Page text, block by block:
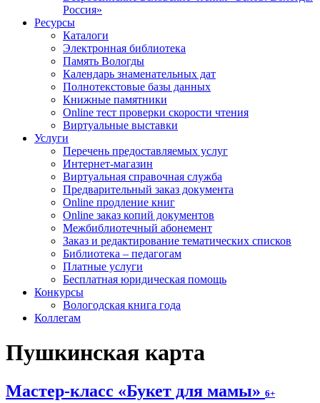
Россия»
Ресурсы
Каталоги
Электронная библиотека
Память Вологды
Календарь знаменательных дат
Полнотекстовые базы данных
Книжные памятники
Online тест проверки скорости чтения
Виртуальные выставки
Услуги
Перечень предоставляемых услуг
Интернет-магазин
Виртуальная справочная служба
Предварительный заказ документа
Online продление книг
Online заказ копий документов
Межбиблиотечный абонемент
Заказ и редактирование тематических списков
Библиотека – педагогам
Платные услуги
Бесплатная юридическая помощь
Конкурсы
Вологодская книга года
Коллегам
Пушкинская карта
Мастер-класс «Букет для мамы» 6+